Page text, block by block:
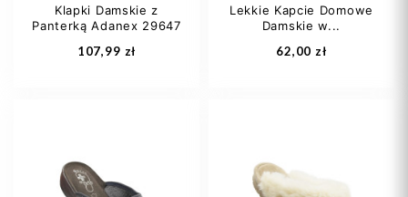
Dodaj do koszyka Dodaj do koszyka
Klapki Damskie z
Panterką Adanex 29647
107,99 zł
Lekkie Kapcie Domowe
Damskie w...
62,00 zł